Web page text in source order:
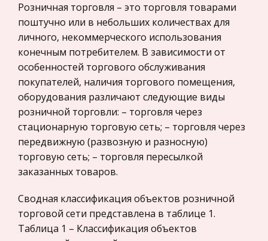
Биржевое дело
Радиоэлектроника
Медицина
Пищевые продукты
Конституционное (государственное) право
зарубежных стран
Государственное регулирование, Таможня,
Налоги
Транспорт
Жилищное право
Гражданское право
Гражданское процессуальное право
Законодательство и право
Мерчандайзинг
Казалось, сделано все: создана марка, вещь
оптимально соответствует критерию «цена —
качество», готова упаковка, разработаны
методы коммуникации с потребителем для
создания необходимого спроса и осуще
Развитие познавательного интереса у младших
школьников на уроках математики (5-6 классы)
Интерес школьников к учению является
определяющим фактором в процессе
овладения ими знаниями. А интерес к
овладению знаниями у школьников
формируется лишь при условии
соответствующей организации учите
Розничная торговля – это торговля товарами
поштучно или в небольших количествах для
личного, некоммерческого использования
конечным потребителем. В зависимости от
особенностей торгового обслуживания
покупателей, наличия торгового помещения,
оборудования различают следующие виды
розничной торговли: – торговля через
стационарную торговую сеть; – торговля через
передвижную (развозную и разносную)
торговую сеть; – торговля пересылкой
заказанных товаров.
Сводная классификация объектов розничной
торговой сети представлена в таблице 1.
Таблица 1 – Классификация объектов